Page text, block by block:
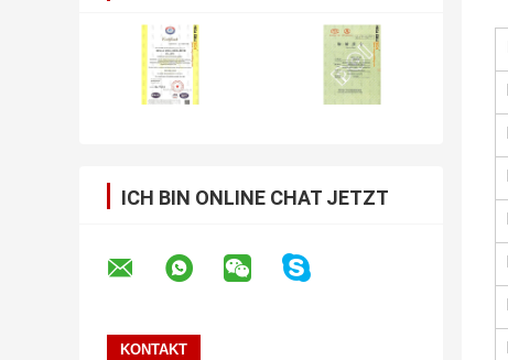
ICH BIN ONLINE CHAT JETZT